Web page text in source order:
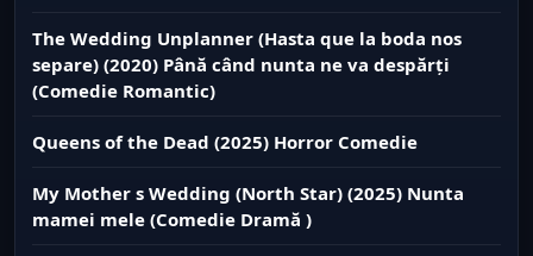
The Wedding Unplanner (Hasta que la boda nos
separe) (2020) Până când nunta ne va despărți
(Comedie Romantic)
Queens of the Dead (2025) Horror Comedie
My Mother s Wedding (North Star) (2025) Nunta
mamei mele (Comedie Dramă )